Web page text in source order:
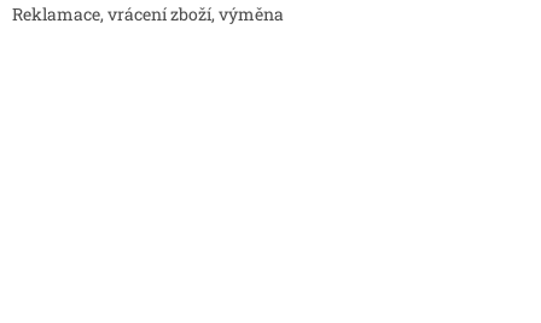
Reklamace, vrácení zboží, výměna